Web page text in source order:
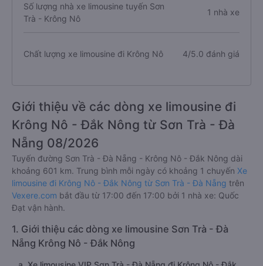
Số lượng nhà xe limousine tuyến Sơn
Trà - Krông Nô
1 nhà xe
Chất lượng xe limousine đi Krông Nô 4/5.0 đánh giá
Giới thiệu về các dòng xe limousine đi
Krông Nô - Đắk Nông từ Sơn Trà - Đà
Nẵng 08/2026
Tuyến đường Sơn Trà - Đà Nẵng - Krông Nô - Đắk Nông dài
khoảng 601 km. Trung bình mỗi ngày có khoảng 1 chuyến Xe
limousine đi Krông Nô - Đắk Nông từ Sơn Trà - Đà Nẵng trên
Vexere.com bắt đầu từ 17:00 đến 17:00 bởi 1 nhà xe: Quốc
Đạt vận hành.
1. Giới thiệu các dòng xe limousine Sơn Trà - Đà
Nẵng Krông Nô - Đắk Nông